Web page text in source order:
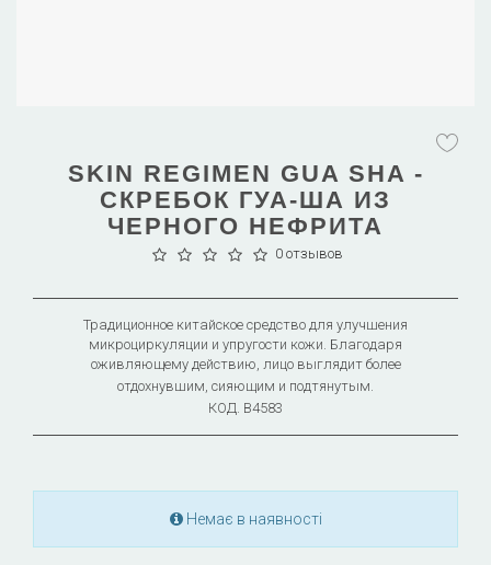
SKIN REGIMEN GUA SHA -
СКРЕБОК ГУА-ША ИЗ
ЧЕРНОГО НЕФРИТА
0 отзывов
Традиционное китайское средство для улучшения
микроциркуляции и упругости кожи. Благодаря
оживляющему действию, лицо выглядит более
отдохнувшим, сияющим и подтянутым.
КОД. B4583
Немає в наявності